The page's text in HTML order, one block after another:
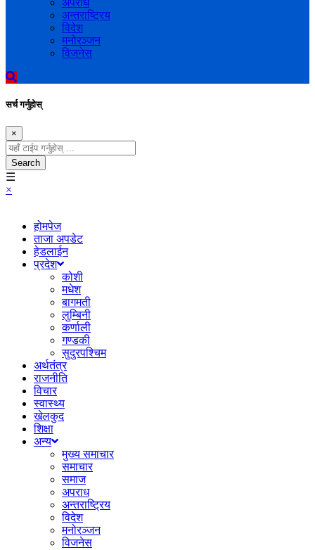
अपराध
अन्तराष्ट्रिय
विदेश
मनोरञ्जन
विजनेस
सर्च गर्नुहोस्
×
Search
☰
×
होमपेज
ताजा अपडेट
हेडलाईन
प्रदेश
कोशी
मधेश
बागमती
लुम्बिनी
कर्णाली
गण्डकी
सुदुरपश्चिम
अर्थतंत्र
राजनीति
विचार
स्वास्थ्य
खेलकुद
शिक्षा
अन्य
मुख्य समाचार
समाचार
समाज
अपराध
अन्तराष्ट्रिय
विदेश
मनोरञ्जन
विजनेस